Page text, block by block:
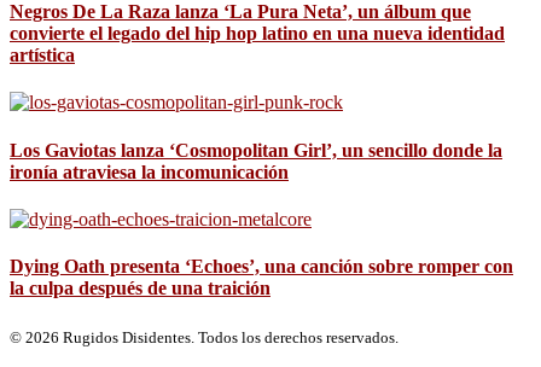
Negros De La Raza lanza ‘La Pura Neta’, un álbum que
convierte el legado del hip hop latino en una nueva identidad
artística
Los Gaviotas lanza ‘Cosmopolitan Girl’, un sencillo donde la
ironía atraviesa la incomunicación
Dying Oath presenta ‘Echoes’, una canción sobre romper con
la culpa después de una traición
© 2026 Rugidos Disidentes. Todos los derechos reservados.